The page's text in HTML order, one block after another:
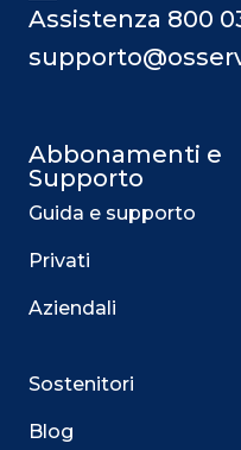
Assistenza 800
Abbonamenti e
Supporto
Guida e supporto
Privati
Aziendali
Sostenitori
Blog